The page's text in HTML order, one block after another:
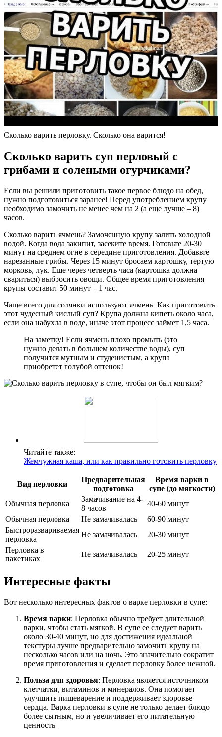
Сколько варить перловку. Сколько она варится!
Сколько варить суп перловый с
грибами и солеными огурчиками?
Если вы решили приготовить такое первое блюдо на обед,
нужно подготовиться заранее! Перед употреблением крупу
необходимо замочить не менее чем на 2 (а еще лучше – 8)
часов.
Сколько варить ячмень? Замоченную крупу залить холодной
водой. Когда вода закипит, засеките время. Готовьте 20-30
минут на среднем огне в середине приготовления. Добавьте
нарезанные грибы. Через 15 минут бросаем картошку, тертую
морковь, лук. Еще через четверть часа (картошка должна
свариться) выбросить овощи. Общее время приготовления
крупы составит 50 минут – 1 час.
Чаще всего для солянки используют ячмень. Как приготовить
этот чудесный кислый суп? Крупа должна кипеть около часа,
если она набухла в воде, иначе этот процесс займет 1,5 часа.
На заметку! Если ячмень плохо промыть (это
нужно делать в большем количестве воды), суп
получится мутным и студенистым, а крупа
приобретет голубой оттенок!
Читайте также:
Жемчужная каша, или как правильно готовить перловку
Вид перловки
Предварительная
подготовка
Время варки в
супе (до мягкости)
Обычная перловка
Замачивание на 4-
8 часов
40-60 минут
Обычная перловка
Не замачивалась
60-90 минут
Быстроразвариваемая
перловка
Не замачивалась
20-30 минут
Перловка в
пакетиках
Не замачивалась 20-25 минут
Интересные факты
Вот несколько интересных фактов о варке перловки в супе:
Время варки: Перловка обычно требует длительной
варки, чтобы стать мягкой. В супе ее следует варить
около 30-40 минут, но для достижения идеальной
текстуры лучше предварительно замочить крупу на
несколько часов или на ночь. Это значительно сократит
время приготовления и сделает перловку более нежной.
Польза для здоровья: Перловка является источником
клетчатки, витаминов и минералов. Она помогает
улучшить пищеварение и поддерживает здоровье
сердца. Варка перловки в супе не только делает блюдо
более сытным, но и увеличивает его питательную
ценность.